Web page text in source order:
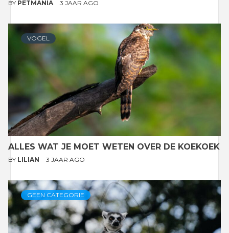
BY PETMANIA 3 JAAR AGO
VOGEL
ALLES WAT JE MOET WETEN OVER DE KOEKOEK
BY LILIAN 3 JAAR AGO
GEEN CATEGORIE